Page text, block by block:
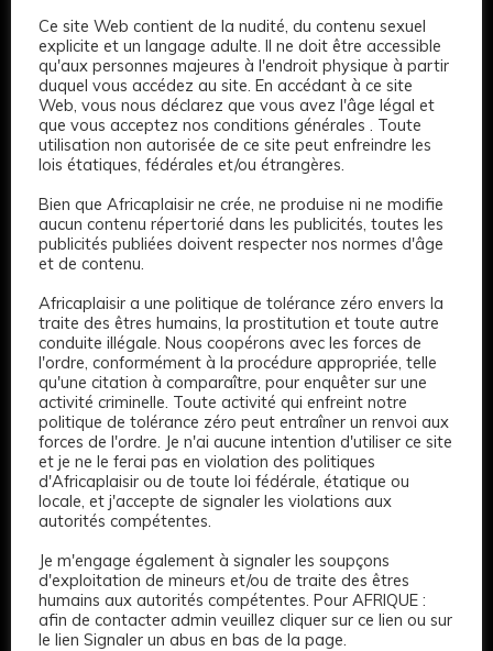
Sexy et belle
1 000 €
Age: 24 167 CM Long Bruns
Noir
Normal
Complet
Gratuit
Laya
150 €
Ce site Web contient de la nudité, du contenu sexuel
explicite et un langage adulte. Il ne doit être accessible
qu'aux personnes majeures à l'endroit physique à partir
duquel vous accédez au site. En accédant à ce site
Web, vous nous déclarez que vous avez l'âge légal et
que vous acceptez nos conditions générales . Toute
utilisation non autorisée de ce site peut enfreindre les
lois étatiques, fédérales et/ou étrangères.
Bien que Africaplaisir ne crée, ne produise ni ne modifie
aucun contenu répertorié dans les publicités, toutes les
publicités publiées doivent respecter nos normes d'âge
et de contenu.
Africaplaisir a une politique de tolérance zéro envers la
traite des êtres humains, la prostitution et toute autre
conduite illégale. Nous coopérons avec les forces de
l'ordre, conformément à la procédure appropriée, telle
qu'une citation à comparaître, pour enquêter sur une
activité criminelle. Toute activité qui enfreint notre
politique de tolérance zéro peut entraîner un renvoi aux
forces de l'ordre. Je n'ai aucune intention d'utiliser ce site
et je ne le ferai pas en violation des politiques
d'Africaplaisir ou de toute loi fédérale, étatique ou
locale, et j'accepte de signaler les violations aux
autorités compétentes.
Je m'engage également à signaler les soupçons
d'exploitation de mineurs et/ou de traite des êtres
humains aux autorités compétentes. Pour AFRIQUE :
afin de contacter admin veuillez cliquer sur ce lien ou sur
le lien Signaler un abus en bas de la page.